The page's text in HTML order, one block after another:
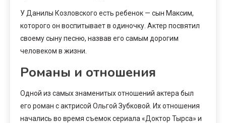
У Данилы Козловского есть ребенок — сын Максим,
которого он воспитывает в одиночку. Актер посвятил
своему сыну песню, назвав его самым дорогим
человеком в жизни.
Романы и отношения
Одной из самых знаменитых отношений актера был
его роман с актрисой Ольгой Зубковой. Их отношения
начались во время съемок сериала «Доктор Тырса» и